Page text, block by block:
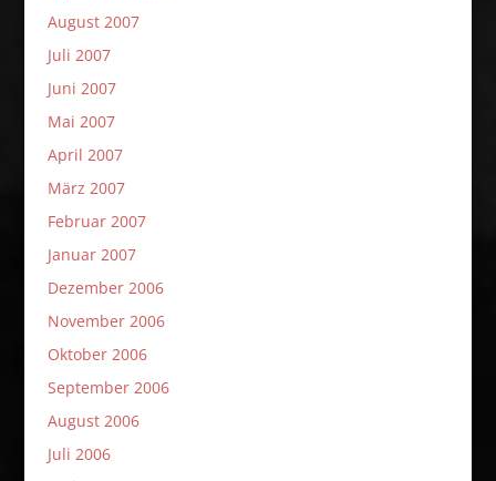
August 2007
Juli 2007
Juni 2007
Mai 2007
April 2007
März 2007
Februar 2007
Januar 2007
Dezember 2006
November 2006
Oktober 2006
September 2006
August 2006
Juli 2006